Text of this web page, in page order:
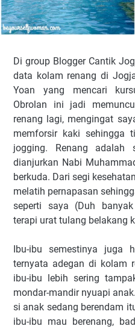
Di group Blogger Cantik
data kolam renang di
Yoan yang mencari
Obrolan ini jadi
renang lagi, mengingat
memforsir kaki sehingga
jogging. Renang adalah
dianjurkan Nabi
berkuda. Dari segi
melatih pernapasan
seperti saya (Duh
terapi urat tulang belakang
Ibu-ibu semestinya juga
ternyata adegan di kolam
ibu-ibu lebih sering
mondar-mandir nyuapi
si anak sedang berendam
ibu-ibu mau berenang,